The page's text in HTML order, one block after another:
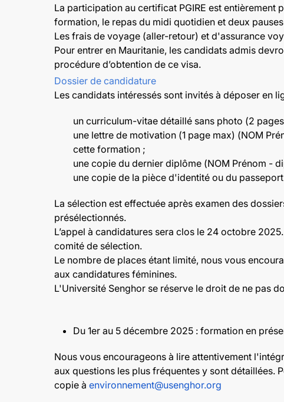
La participation au certificat PGIRE est entièrement
formation, le repas du midi quotidien et deux
Les frais de voyage (aller-retour) et d'assurance
Pour entrer en Mauritanie, les candidats admis
procédure d’obtention de ce visa.
Dossier de candidature
Les candidats intéressés sont invités à déposer en
un curriculum-vitae détaillé sans photo (2
une lettre de motivation (1 page max) (NOM
cette formation ;
une copie du dernier diplôme (NOM Prénom -
une copie de la pièce d'identité ou du
La sélection est effectuée après examen des
présélectionnés.
L’appel à candidatures sera clos le 24 octobre
comité de sélection.
Le nombre de places étant limité, nous vous
aux candidatures féminines.
L'Université Senghor se réserve le droit de ne pas
Du 1er au 5 décembre 2025 : formation en
Nous vous encourageons à lire attentivement
aux questions les plus fréquentes y sont détaillées.
copie à environnement@usenghor.org